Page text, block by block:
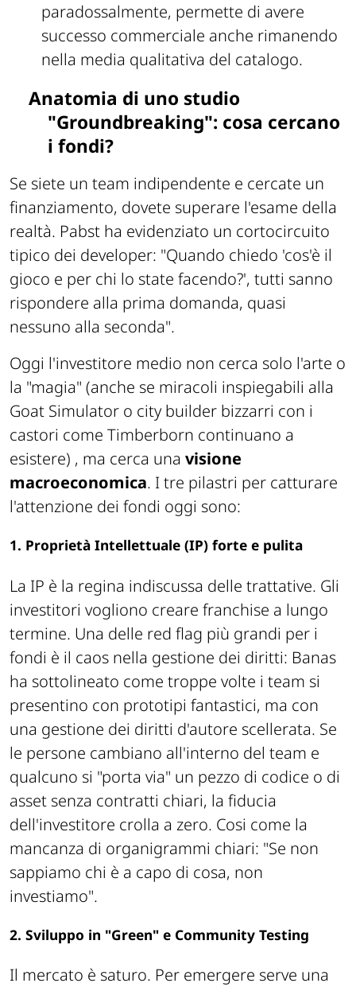
paradossalmente, permette di avere
successo commerciale anche rimanendo
nella media qualitativa del catalogo.
Anatomia di uno studio
"Groundbreaking": cosa cercano
i fondi?
Se siete un team indipendente e cercate un
finanziamento, dovete superare l'esame della
realtà. Pabst ha evidenziato un cortocircuito
tipico dei developer: "Quando chiedo 'cos'è il
gioco e per chi lo state facendo?', tutti sanno
rispondere alla prima domanda, quasi
nessuno alla seconda".
Oggi l'investitore medio non cerca solo l'arte o
la "magia" (anche se miracoli inspiegabili alla
Goat Simulator o city builder bizzarri con i
castori come Timberborn continuano a
esistere) , ma cerca una visione
macroeconomica. I tre pilastri per catturare
l'attenzione dei fondi oggi sono:
1. Proprietà Intellettuale (IP) forte e pulita
La IP è la regina indiscussa delle trattative. Gli
investitori vogliono creare franchise a lungo
termine. Una delle red flag più grandi per i
fondi è il caos nella gestione dei diritti: Banas
ha sottolineato come troppe volte i team si
presentino con prototipi fantastici, ma con
una gestione dei diritti d'autore scellerata. Se
le persone cambiano all'interno del team e
qualcuno si "porta via" un pezzo di codice o di
asset senza contratti chiari, la fiducia
dell'investitore crolla a zero. Cosi come la
mancanza di organigrammi chiari: "Se non
sappiamo chi è a capo di cosa, non
investiamo".
2. Sviluppo in "Green" e Community Testing
Il mercato è saturo. Per emergere serve una